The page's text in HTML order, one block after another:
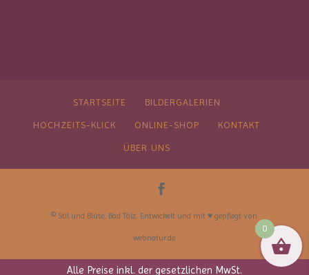
STARTSEITE BILDERGALERIEN
HOCHZEITS-KLICK ONLINE-SHOP KONTAKT
ÜBER UNS
© Stil und Blüte, Bad Tölz. Entwickelt und mit ♥︎ gepflegt von
webnatur.de
Alle Preise inkl. der gesetzlichen MwSt.
0